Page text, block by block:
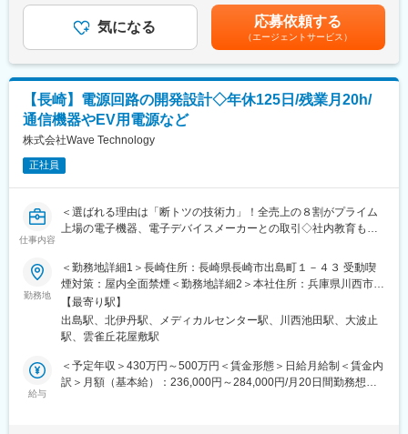
■半導体・電子機器の生産終了に伴う設計変更・検証
・代替部品検討から、変更部品の周辺回路の設計・検証
【対象】
・近畿地方以外に在住の方が本社で説明会・試験に参加される場
合
・長崎県以外に在住の方が長崎事業所で説明会・試験に参加され
る
場合
■新規事業場所のため、まず本社で研修（６～１２ヶ月）を行い、
その後長崎事業所に赴任します。研修期間は業務経験に応じて相
談
可能です。近畿以外から本社へ転居される場合、引越し費用を上
１０万円まで補助いたします。その後、長崎赴任時には引越し費
用
を全額支給します。研修期間中は赴任手当も支給します
■関西圏で経験を積みたい方や、将来的に長崎に戻りたい方は、本
社採用枠で歓迎いたします
約してください
給43万700円・46歳・570万円／月給27万8000円・37歳賃金はあ
くまでも目安の金額であり、選考を通じて上下する可能性があり
ます。月給(月額)は固定手当を含めた表記です。
気になる 応募依頼する
（エージェントサービス）
【長崎】電源回路の開発設計◇年休125日/残業月20h/
通信機器やEV用電源など
株式会社Wave Technology
正社員
仕事内容
＜選ばれる理由は「断トツの技術力」！全売上の８割がプライム
上場の電子機器、電子デバイスメーカーとの取引◇社内教育も手
すべての業務】
■電源及び周辺回路の設計・開発・評価／解析
・民生・産業用機器のハードウェア／ソフトウェア開発
・充電器や電源基板の設計・評価
・トランスやチョークコイルの設計、評価
・電子機器の電源回路および電源基板開発
・アナログ・デジタルの回路設計、評価
勤務地
＜勤務地詳細1＞長崎住所：長崎県長崎市出島町１－４３ 受動喫
煙対策：屋内全面禁煙＜勤務地詳細2＞本社住所：兵庫県川西市久
代3-13-21 勤務地最寄駅：福知山線／北伊丹駅受動喫煙対策：屋
内全面禁煙変更の範囲：会社の定める事業所
【最寄り駅】
出島駅、北伊丹駅、メディカルセンター駅、川西池田駅、大波止
駅、雲雀丘花屋敷駅
給与
＜予定年収＞430万円～500万円＜賃金形態＞日給月給制＜賃金内
訳＞月額（基本給）：236,000円～284,000円/月20日間勤務想定